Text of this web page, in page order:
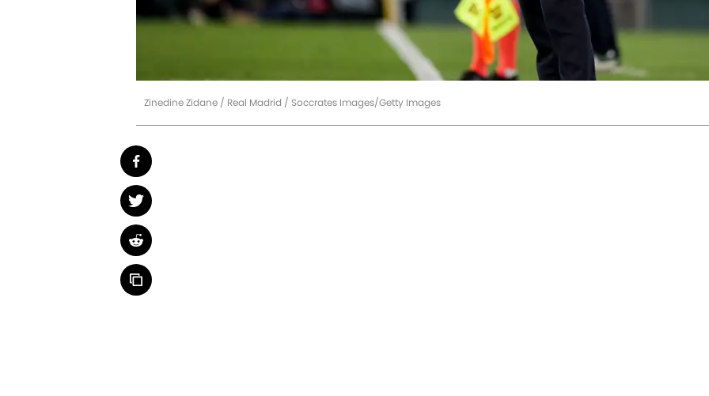
Zinedine Zidane / Real Madrid / Soccrates Images/Getty Images